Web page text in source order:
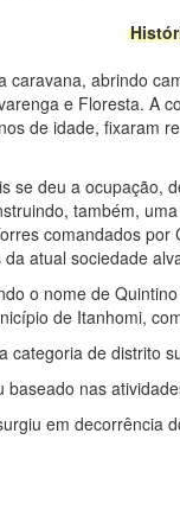
caravana, abrindo
e Floresta. A
de idade, fixaram
se deu a ocupação,
também,
comandados
atual sociedade
o nome de
de Itanhomi,
categoria de distrito
baseado nas
em decorrência